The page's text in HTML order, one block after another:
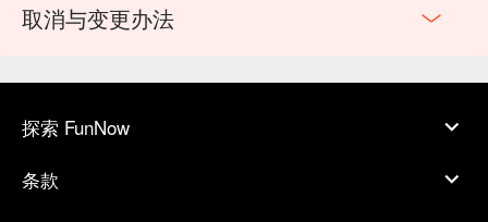
取消与变更办法
探索 FunNow
条款